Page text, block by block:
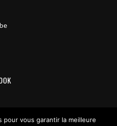
pour vous garantir la meilleure